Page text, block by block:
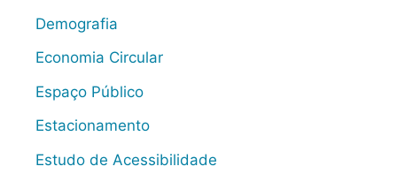
Demografia
Economia Circular
Espaço Público
Estacionamento
Estudo de Acessibilidade